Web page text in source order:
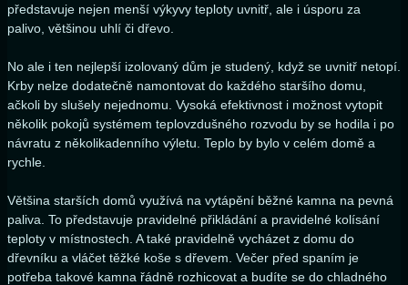
představuje nejen menší výkyvy teploty uvnitř, ale i úsporu za
palivo, většinou uhlí či dřevo.
No ale i ten nejlepší izolovaný dům je studený, když se uvnitř netopí.
Krby nelze dodatečně namontovat do každého staršího domu,
ačkoli by slušely nejednomu. Vysoká efektivnost i možnost vytopit
několik pokojů systémem teplovzdušného rozvodu by se hodila i po
návratu z několikadenního výletu. Teplo by bylo v celém domě a
rychle.
Většina starších domů využívá na vytápění běžné kamna na pevná
paliva. To představuje pravidelné přikládání a pravidelné kolísání
teploty v místnostech. A také pravidelně vycházet z domu do
dřevníku a vláčet těžké koše s dřevem. Večer před spaním je
potřeba takové kamna řádně rozhicovat a budíte se do chladného